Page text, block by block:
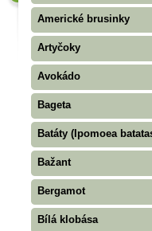
Americké brusinky
Artyčoky
Avokádo
Bageta
Batáty (Ipomoea
Bažant
Bergamot
Bílá klobása